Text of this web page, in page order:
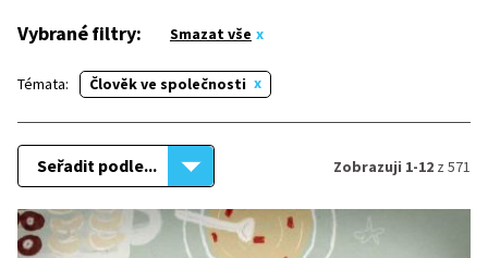
Vybrané filtry: Smazat vše
Témata: Člověk ve společnosti
Seřadit podle... Zobrazuji 1-12 z 571